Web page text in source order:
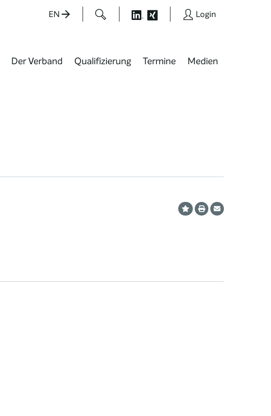
EN Login
Der Verband Qualifizierung Termine Medien